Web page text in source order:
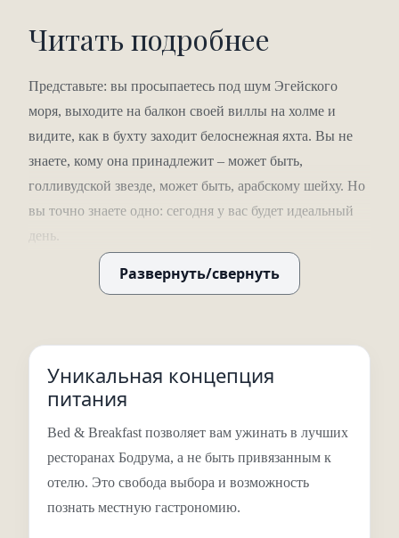
Читать подробнее
Представьте: вы просыпаетесь под шум Эгейского
моря, выходите на балкон своей виллы на холме и
видите, как в бухту заходит белоснежная яхта. Вы не
знаете, кому она принадлежит – может быть,
голливудской звезде, может быть, арабскому шейху. Но
вы точно знаете одно: сегодня у вас будет идеальный
день.
Это Maxx Royal Bodrum, который с момента открытия
уже собрал все мыслимые награды (единственный
центр признан лучшим в Турции).
Номера на любой вкус –
от уютных сьютов до
холмовых вилл
Выбирайте Suite Land или Suite Sea в главном здании с
Развернуть/свернуть
Уникальная концепция
питания
Bed & Breakfast позволяет вам ужинать в лучших
ресторанах Бодрума, а не быть привязанным к
отелю. Это свобода выбора и возможность
познать местную гастрономию.